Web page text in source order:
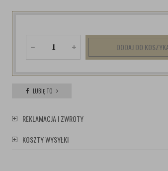
DODAJ DO
LUBIĘ TO
REKLAMACJA I ZWROTY
KOSZTY WYSYŁKI